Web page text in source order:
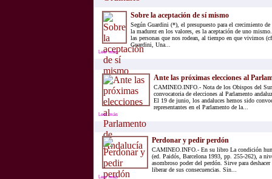
Sobre la aceptación de sí mismo
Según Guardini (*), el presupuesto para el crecimiento
la madurez en los valores, es la aceptación de uno
las personas que nos rodean, al tiempo en que vivimos
Guardini, Una...
Leer más
Ante las próximas elecciones al
CAMINEO.INFO.- Nota de los Obispos del Sur
convocatoria de elecciones al Parlamento
El 19 de junio, los andaluces hemos sido
representantes en el Parlamento de la...
Leer más
Perdonar y pedir perdón
CAMINEO.INFO.- En su libro La condición
(ed. Paidós, Barcelona 1993, pp. 255-262), a
asombroso poder del perdón. Sirve para
liberar de sus consecuencias. Sin...
Leer más